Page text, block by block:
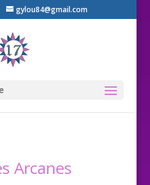
gylou84@gmail.com
Arcanes